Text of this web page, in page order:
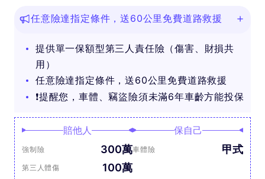
任意險達指定條件，送60公里免費道路救援
提供單一保額型第三人責任險（傷害、財損共
用）
任意險達指定條件，送60公里免費道路救援
❗提醒您，車體、竊盜險須未滿6年車齡方能投保
賠他人
強制險 300萬
第三人體傷 100萬
保自己
車體險 甲式